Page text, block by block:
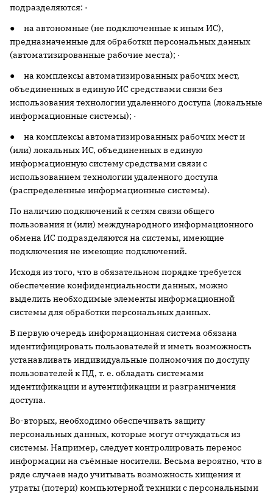
подразделяются: ·
● на автономные (не подключенные к иным ИС),
предназначенные для обработки персональных данных
(автоматизированные рабочие места); ·
● на комплексы автоматизированных рабочих мест,
объединенных в единую ИС средствами связи без
использования технологии удаленного доступа (локальные
информационные системы); ·
● на комплексы автоматизированных рабочих мест и
(или) локальных ИС, объединенных в единую
информационную систему средствами связи с
использованием технологии удаленного доступа
(распределённые информационные системы).
По наличию подключений к сетям связи общего
пользования и (или) международного информационного
обмена ИС подразделяются на системы, имеющие
подключения не имеющие подключений.
Исходя из того, что в обязательном порядке требуется
обеспечение конфиденциальности данных, можно
выделить необходимые элементы информационной
системы для обработки персональных данных.
В первую очередь информационная система обязана
идентифицировать пользователей и иметь возможность
устанавливать индивидуальные полномочия по доступу
пользователей к ПД, т. е. обладать системами
идентификации и аутентификации и разграничения
доступа.
Во-вторых, необходимо обеспечивать защиту
персональных данных, которые могут отчуждаться из
системы. Например, следует контролировать перенос
информации на съёмные носители. Весьма вероятно, что в
ряде случаев надо учитывать возможность хищения и
утраты (потери) компьютерной техники с персональными